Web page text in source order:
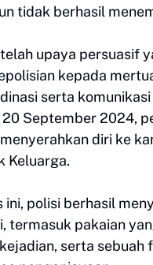
tidak berhasil
upaya persuasif
kepada
serta
20 September 2024,
diri ke
Keluarga.
ini, polisi berhasil
termasuk pakaian
serta sebuah